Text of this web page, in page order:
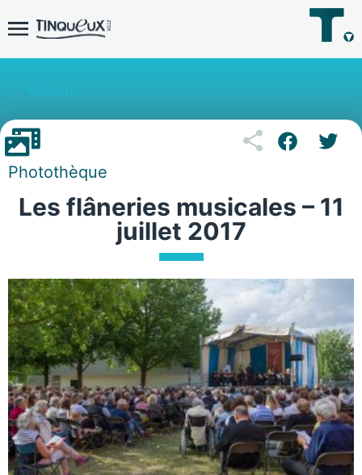
Photothèque
Les flâneries musicales – 11
juillet 2017